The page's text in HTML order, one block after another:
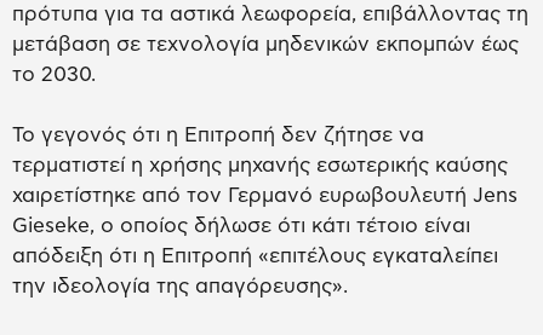
πρότυπα για τα αστικά λεωφορεία, επιβάλλοντας τη
μετάβαση σε τεχνολογία μηδενικών εκπομπών έως
το 2030.
Το γεγονός ότι η Επιτροπή δεν ζήτησε να
τερματιστεί η χρήσης μηχανής εσωτερικής καύσης
χαιρετίστηκε από τον Γερμανό ευρωβουλευτή Jens
Gieseke, ο οποίος δήλωσε ότι κάτι τέτοιο είναι
απόδειξη ότι η Επιτροπή «επιτέλους εγκαταλείπει
την ιδεολογία της απαγόρευσης».